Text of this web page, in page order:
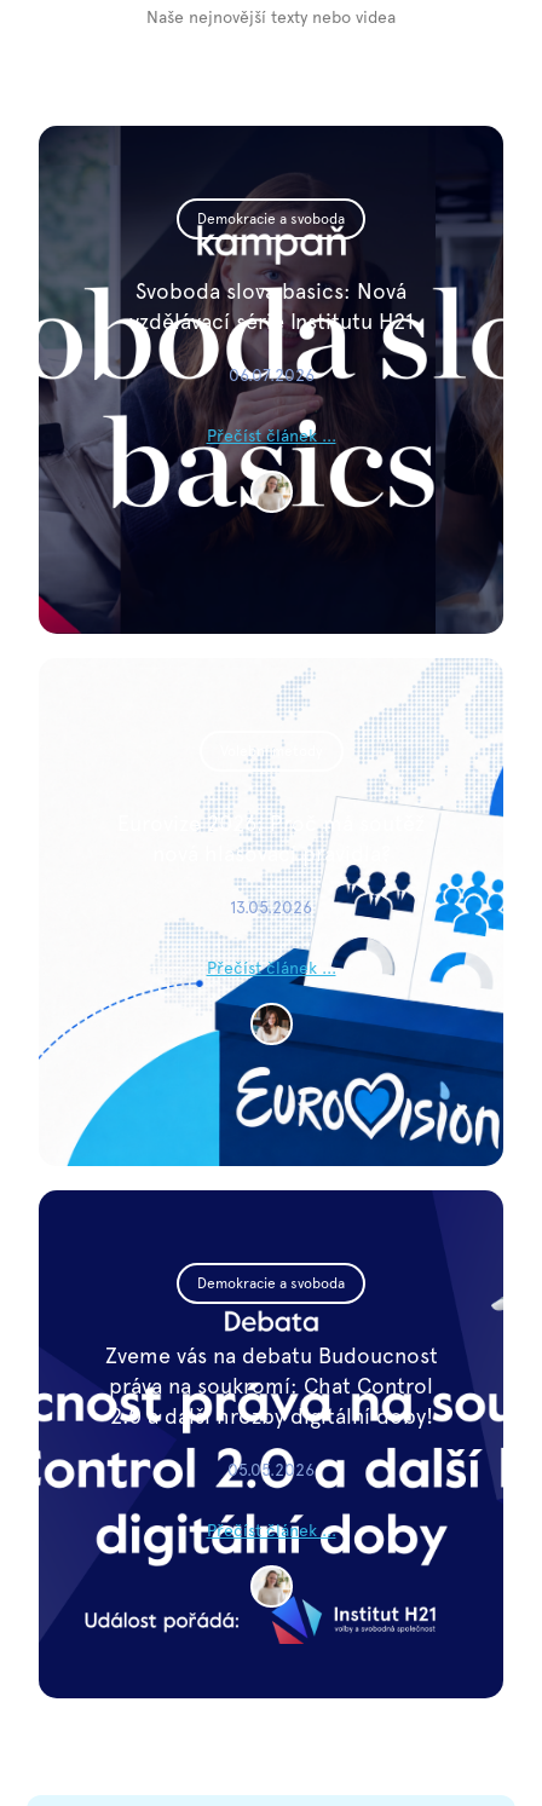
Naše nejnovější texty nebo videa
Demokracie a svoboda
Svoboda slova basics: Nová
vzdělávací série Institutu H21
06.07.2026
Přečíst článek ...
Volební metody
Eurovize 2026: Proč má soutěž
nová hlasovací pravidla?
13.05.2026
Přečíst článek ...
Demokracie a svoboda
Zveme vás na debatu Budoucnost
práva na soukromí: Chat Control
2.0 a další hrozby digitální doby!
05.05.2026
Přečíst článek ...